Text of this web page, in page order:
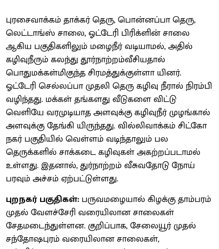
புரசைவாக்கம் தாக்கர் தெரு, பொன்னப்பா தெரு,
லெட்டாங்ஸ் சாலை, ஓட்டேரி பிரிக்ளின் சாலை
ஆகிய பகுதிகளிலும் மழைநீர் வடியாமல், அதில்
கழிவுநீரும் கலந்து தூர்நாற்றம்வீசியதால்
பொதுமக்கள்மிகுந்த சிரமத்துக்குள்ளா யினர்.
ஓட்டேரி செல்லப்பா முதலி தெரு கழிவு நீரால் நிரம்பி
வழிந்தது. மக்கள் தங்களது வீடுகளை விட்டு
வெளியே வரமுடியாத அளவுக்கு கழிவுநீர் முழங்கால்
அளவுக்கு தேங்கி யிருந்தது. வில்லிவாக்கம் சிட்கோ
நகர் பகுதியில் வெள்ளம் வடிந்தாலும் பல
தெருக்களில் சாக்கடை கழிவுகள் அகற்றப்படாமல்
உள்ளது. இதனால், துர்நாற்றம் வீசுவதோடு நோய்
பரவும் அச்சம் ஏற்பட்டுள்ளது.
புறநகர் பகுதிகள்: பருவமழையால் கிழக்கு தாம்பரம்
முதல் வேளச்சேரி வரையிலான சாலைகள்
சேதமடைந்துள்ளன. குறிப்பாக, சேலையூர் முதல்
சந்தோஷபுரம் வரையிலான சாலைகள்,